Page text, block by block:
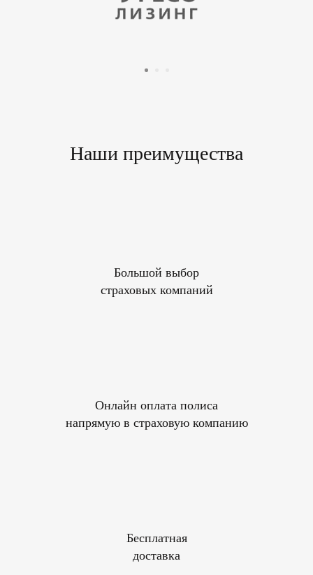
Наши преимущества
Большой выбор
страховых компаний
Онлайн оплата полиса
напрямую в страховую компанию
Бесплатная
доставка